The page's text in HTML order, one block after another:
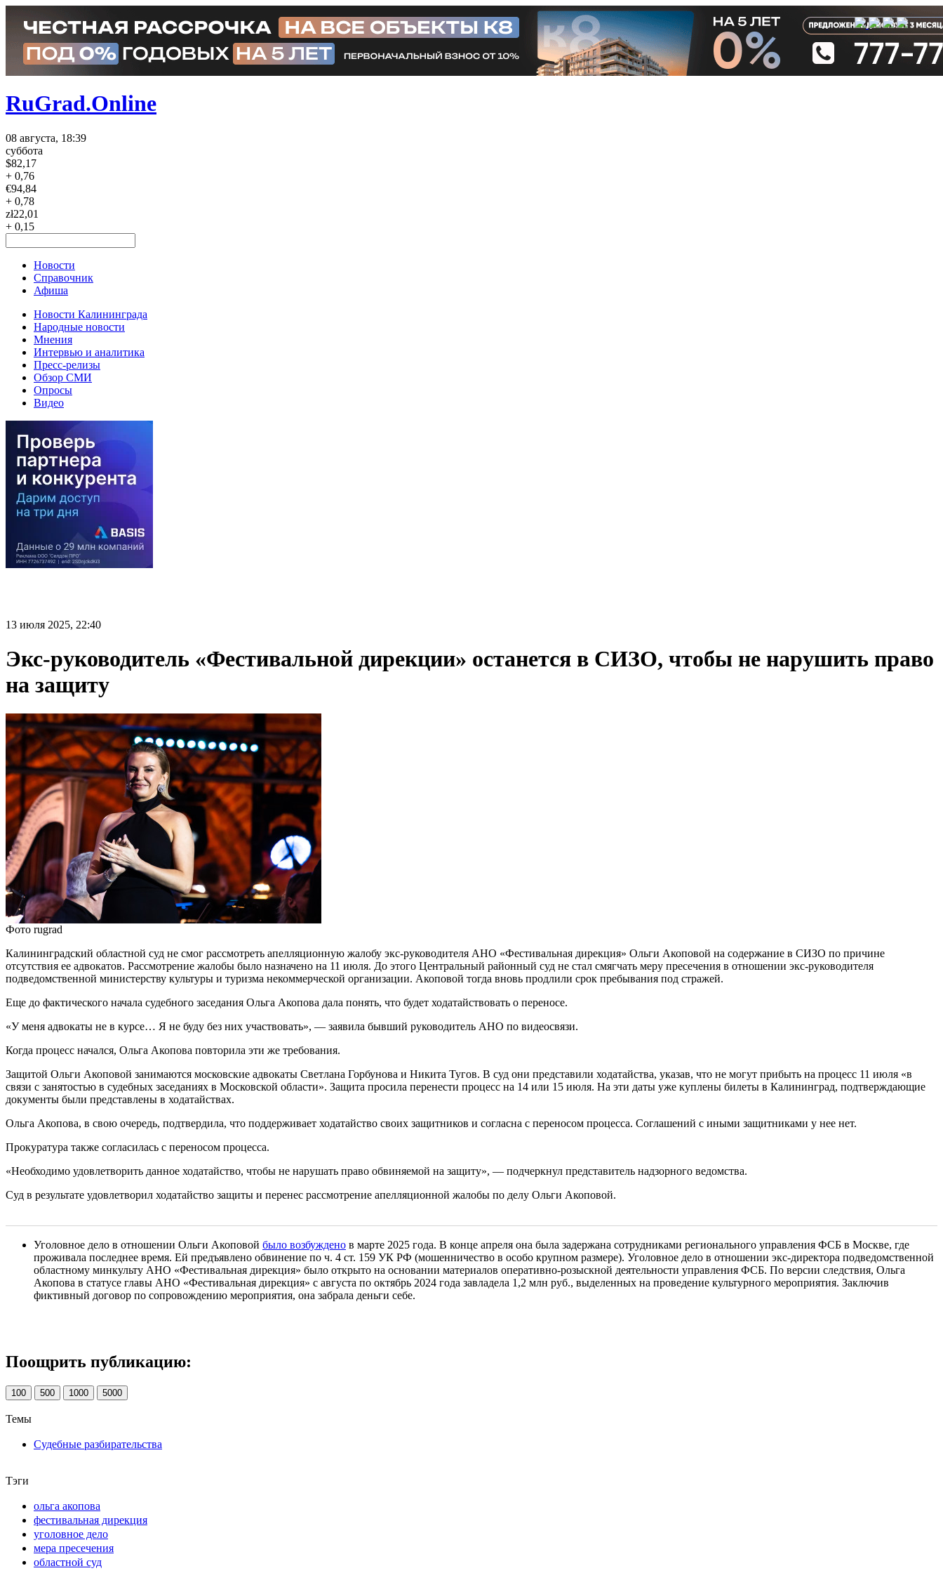
RuGrad.Online
08 августа, 18:39
суббота
$82,17
+ 0,76
€94,84
+ 0,78
zł22,01
+ 0,15
Новости
Справочник
Афиша
Новости Калининграда
Народные новости
Мнения
Интервью и аналитика
Пресс-релизы
Обзор СМИ
Опросы
Видео
13 июля 2025, 22:40
Экс-руководитель «Фестивальной дирекции» останется в СИЗО, чтобы не нарушить право
на защиту
Фото rugrad
Калининградский областной суд не смог рассмотреть апелляционную жалобу экс-руководителя АНО «Фестивальная дирекция» Ольги Акоповой на содержание в СИЗО по причине
отсутствия ее адвокатов. Рассмотрение жалобы было назначено на 11 июля. До этого Центральный районный суд не стал смягчать меру пресечения в отношении экс-руководителя
подведомственной министерству культуры и туризма некоммерческой организации. Акоповой тогда вновь продлили срок пребывания под стражей.
Еще до фактического начала судебного заседания Ольга Акопова дала понять, что будет ходатайствовать о переносе.
«У меня адвокаты не в курсе… Я не буду без них участвовать», — заявила бывший руководитель АНО по видеосвязи.
Когда процесс начался, Ольга Акопова повторила эти же требования.
Защитой Ольги Акоповой занимаются московские адвокаты Светлана Горбунова и Никита Тугов. В суд они представили ходатайства, указав, что не могут прибыть на процесс 11 июля «в
связи с занятостью в судебных заседаниях в Московской области». Защита просила перенести процесс на 14 или 15 июля. На эти даты уже куплены билеты в Калининград, подтверждающие
документы были представлены в ходатайствах.
Ольга Акопова, в свою очередь, подтвердила, что поддерживает ходатайство своих защитников и согласна с переносом процесса. Соглашений с иными защитниками у нее нет.
Прокуратура также согласилась с переносом процесса.
«Необходимо удовлетворить данное ходатайство, чтобы не нарушать право обвиняемой на защиту», — подчеркнул представитель надзорного ведомства.
Суд в результате удовлетворил ходатайство защиты и перенес рассмотрение апелляционной жалобы по делу Ольги Акоповой.
Уголовное дело в отношении Ольги Акоповой было возбуждено в марте 2025 года. В конце апреля она была задержана сотрудниками регионального управления ФСБ в Москве, где
проживала последнее время. Ей предъявлено обвинение по ч. 4 ст. 159 УК РФ (мошенничество в особо крупном размере). Уголовное дело в отношении экс-директора подведомственной
областному минкульту АНО «Фестивальная дирекция» было открыто на основании материалов оперативно-розыскной деятельности управления ФСБ. По версии следствия, Ольга
Акопова в статусе главы АНО «Фестивальная дирекция» с августа по октябрь 2024 года завладела 1,2 млн руб., выделенных на проведение культурного мероприятия. Заключив
фиктивный договор по сопровождению мероприятия, она забрала деньги себе.
Поощрить публикацию:
100 500 1000 5000
Темы
Судебные разбирательства
Тэги
ольга акопова
фестивальная дирекция
уголовное дело
мера пресечения
областной суд